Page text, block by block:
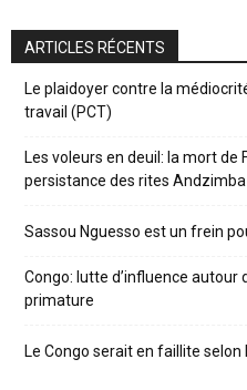
ARTICLES RÉCENTS
Le plaidoyer contre la
travail (PCT)
Les voleurs en deuil: la mort de
persistance des rites
Sassou Nguesso est un frein
Congo: lutte d’influence
primature
Le Congo serait en faillite selon